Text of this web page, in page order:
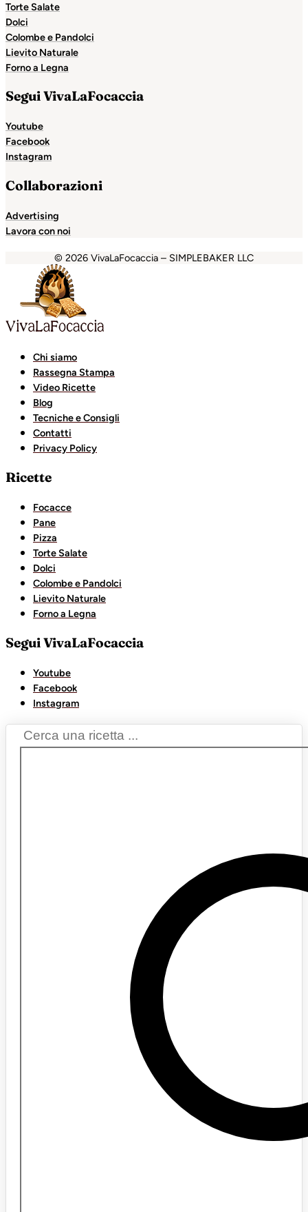
Torte Salate
Dolci
Colombe e Pandolci
Lievito Naturale
Forno a Legna
Segui VivaLaFocaccia
Youtube
Facebook
Instagram
Collaborazioni
Advertising
Lavora con noi
© 2026 VivaLaFocaccia – SIMPLEBAKER LLC
Holiganbet
Chi siamo
Rassegna Stampa
Video Ricette
Blog
Tecniche e Consigli
Contatti
Privacy Policy
Ricette
Focacce
Pane
Pizza
Torte Salate
Dolci
Colombe e Pandolci
Lievito Naturale
Forno a Legna
Segui VivaLaFocaccia
Youtube
Facebook
Instagram
Search
...